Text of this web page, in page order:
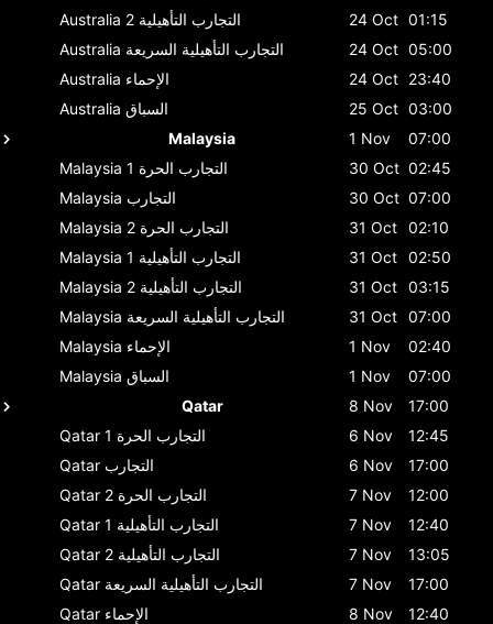
Australia
التجارب التأهيلية 2 24 Oct 01:15
Australia التجارب التأهيلية السريعة 24 Oct 05:00
Australia الإحماء 24 Oct 23:40
Australia السباق 25 Oct 03:00
Malaysia
1 Nov
07:00
Malaysia
التجارب الحرة 1 30 Oct 02:45
Malaysia التجارب 30 Oct 07:00
Malaysia
التجارب الحرة 2 31 Oct 02:10
Malaysia
التجارب التأهيلية 1 31 Oct 02:50
Malaysia
التجارب التأهيلية 2 31 Oct 03:15
Malaysia التجارب التأهيلية السريعة 31 Oct 07:00
Malaysia الإحماء 1 Nov
02:40
Malaysia السباق 1 Nov
07:00
Qatar
8 Nov
17:00
Qatar
التجارب الحرة 1 6 Nov
12:45
Qatar التجارب 6 Nov
17:00
Qatar
التجارب الحرة 2 7 Nov
12:00
Qatar
التجارب التأهيلية 1 7 Nov
12:40
Qatar
التجارب التأهيلية 2 7 Nov
13:05
Qatar التجارب التأهيلية السريعة 7 Nov
17:00
Qatar الإحماء 8 Nov
12:40